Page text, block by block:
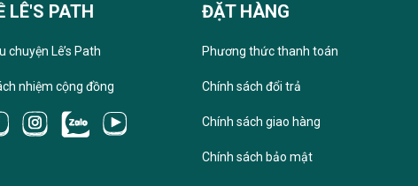
LÊ'S PATH
chuyện Lê’s Path
nhiệm cộng đồng
ĐẶT HÀNG
Phương thức thanh toán
Chính sách đổi trả
Chính sách giao hàng
Chính sách bảo mật